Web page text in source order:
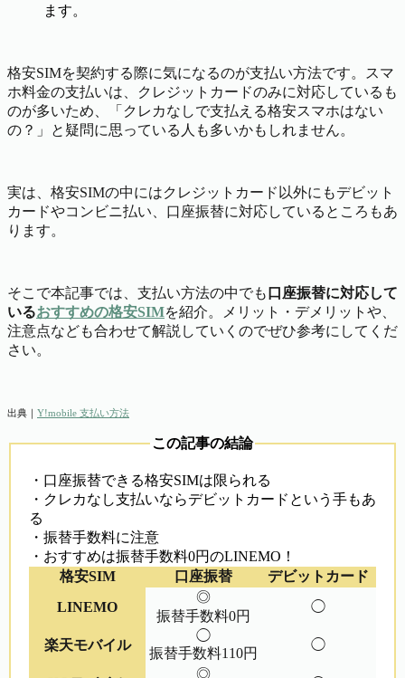
ます。
格安SIMを契約する際に気になるのが支払い方法です。スマ
ホ料金の支払いは、クレジットカードのみに対応しているも
のが多いため、「クレカなしで支払える格安スマホはない
の？」と疑問に思っている人も多いかもしれません。
実は、格安SIMの中にはクレジットカード以外にもデビット
カードやコンビニ払い、口座振替に対応しているところもあ
ります。
そこで本記事では、支払い方法の中でも 口座振替に対応して
いるおすすめの格安SIMを紹介。メリット・デメリットや、
注意点なども合わせて解説していくのでぜひ参考にしてくだ
さい。
出典｜ Y!mobile 支払い方法
この記事の結論
・口座振替できる格安SIMは限られる
・クレカなし支払いならデビットカードという手もあ
る
・振替手数料に注意
・おすすめは振替手数料0円のLINEMO！
格安SIM
口座振替
デビットカード
LINEMO
◎
振替手数料0円
◯
楽天モバイル
◯
振替手数料110円
◯
◎